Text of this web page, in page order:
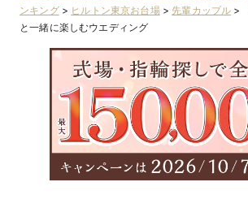
ンキング> ヒルトン東京お台場> 先輩カップル >
と一緒に楽しむウエディング